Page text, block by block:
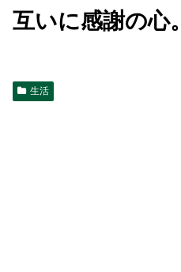
互いに感謝の心。
生活